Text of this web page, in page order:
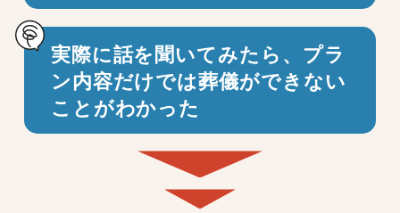
実際に話を聞いてみたら、プラ
ン内容だけでは葬儀ができない
ことがわかった